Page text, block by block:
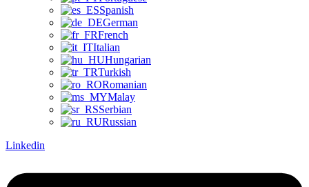
Spanish
German
French
Italian
Hungarian
Turkish
Romanian
Malay
Serbian
Russian
Linkedin